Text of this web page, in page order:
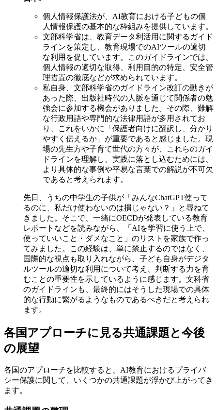
個人情報保護法が、AI教育における子どもの個
人情報保護の基本的な枠組みを提供しています。
文部科学省は、教育データ利活用に関するガイド
ラインを策定し、教育現場でのAIツールの適切
な利用を促しています。このガイドラインでは、
個人情報の適切な取得、利用目的の特定、安全管
理措置の徹底などが求められています。
私自身、文部科学省のガイドライン改訂の動きが
あった際、出版社時代の人脈を通じて関係者の勉
強会に参加する機会がありました。その際、難解
な行政用語や専門的な法律用語が多用されてお
り、これをいかに「保護者向けに翻訳し、分かり
やすく伝えるか」が重要であると感じました。現
場の先生方や子育て世代の方々が、これらのガイ
ドラインを理解し、実践に落とし込むためには、
より具体的な事例や平易な言葉での解説が不可欠
であると考えられます。
先日、うちの中学生の子供が「みんなChatGPT使って
るのに、私だけ使わないのは損じゃない？」と尋ねて
きました。そこで、一緒にOECDが発表している教育
レポートなどを読みながら、「AIを学習に使う上で、
使っていいこと・ダメなこと」のリストを家族で作っ
てみました。この経験は、単に禁止するのではなく、
国際的な視点も取り入れながら、子ども自身がデジタ
ルツールの適切な利用について考え、判断する力を育
むことの重要性を示しているように感じます。文科省
のガイドラインも、最終的にはそうした現場での具体
的な行動に繋がるようなものであるべきだと考えられ
ます。
各国アプローチに見る共通課題と今後
の展望
各国のアプローチを比較すると、AI教育におけるプライバ
シー保護に関して、いくつかの共通課題が浮かび上がってき
ます。